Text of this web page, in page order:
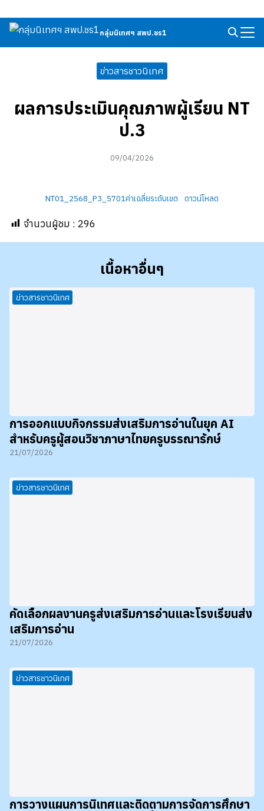
to
content
กลุ่มนิเทศฯ สพป.ชร1
Search
for:
ข่าวสารชาวนิเทศ
ผลการประเมินคุณภาพผู้เรียน NT
ป.3
09/04/2026
NT01_2568_P3_5701ค่าเฉลี่ยระดับเขต ดาวน์โหลด
จำนวนผู้ชม : 296
เนื้อหาอื่นๆ
ข่าวสารชาวนิเทศ
การออกแบบกิจกรรมส่งเสริมการอ่านในยุค AI
สำหรับครูผู้สอนวิชาภาษาไทยครูบรรณารักษ์
21/07/2026
ข่าวสารชาวนิเทศ
คัดเลือกผลงานครูส่งเสริมการอ่านและโรงเรียนส่ง
เสริมการอ่าน
21/07/2026
ข่าวสารชาวนิเทศ
การวางแผนการนิเทศและติดตามการจัดการศึกษา